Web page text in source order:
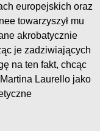
europejskich oraz
towarzyszył mu
akrobatycznie
je zadziwiających
na ten fakt, chcąc
Laurello jako